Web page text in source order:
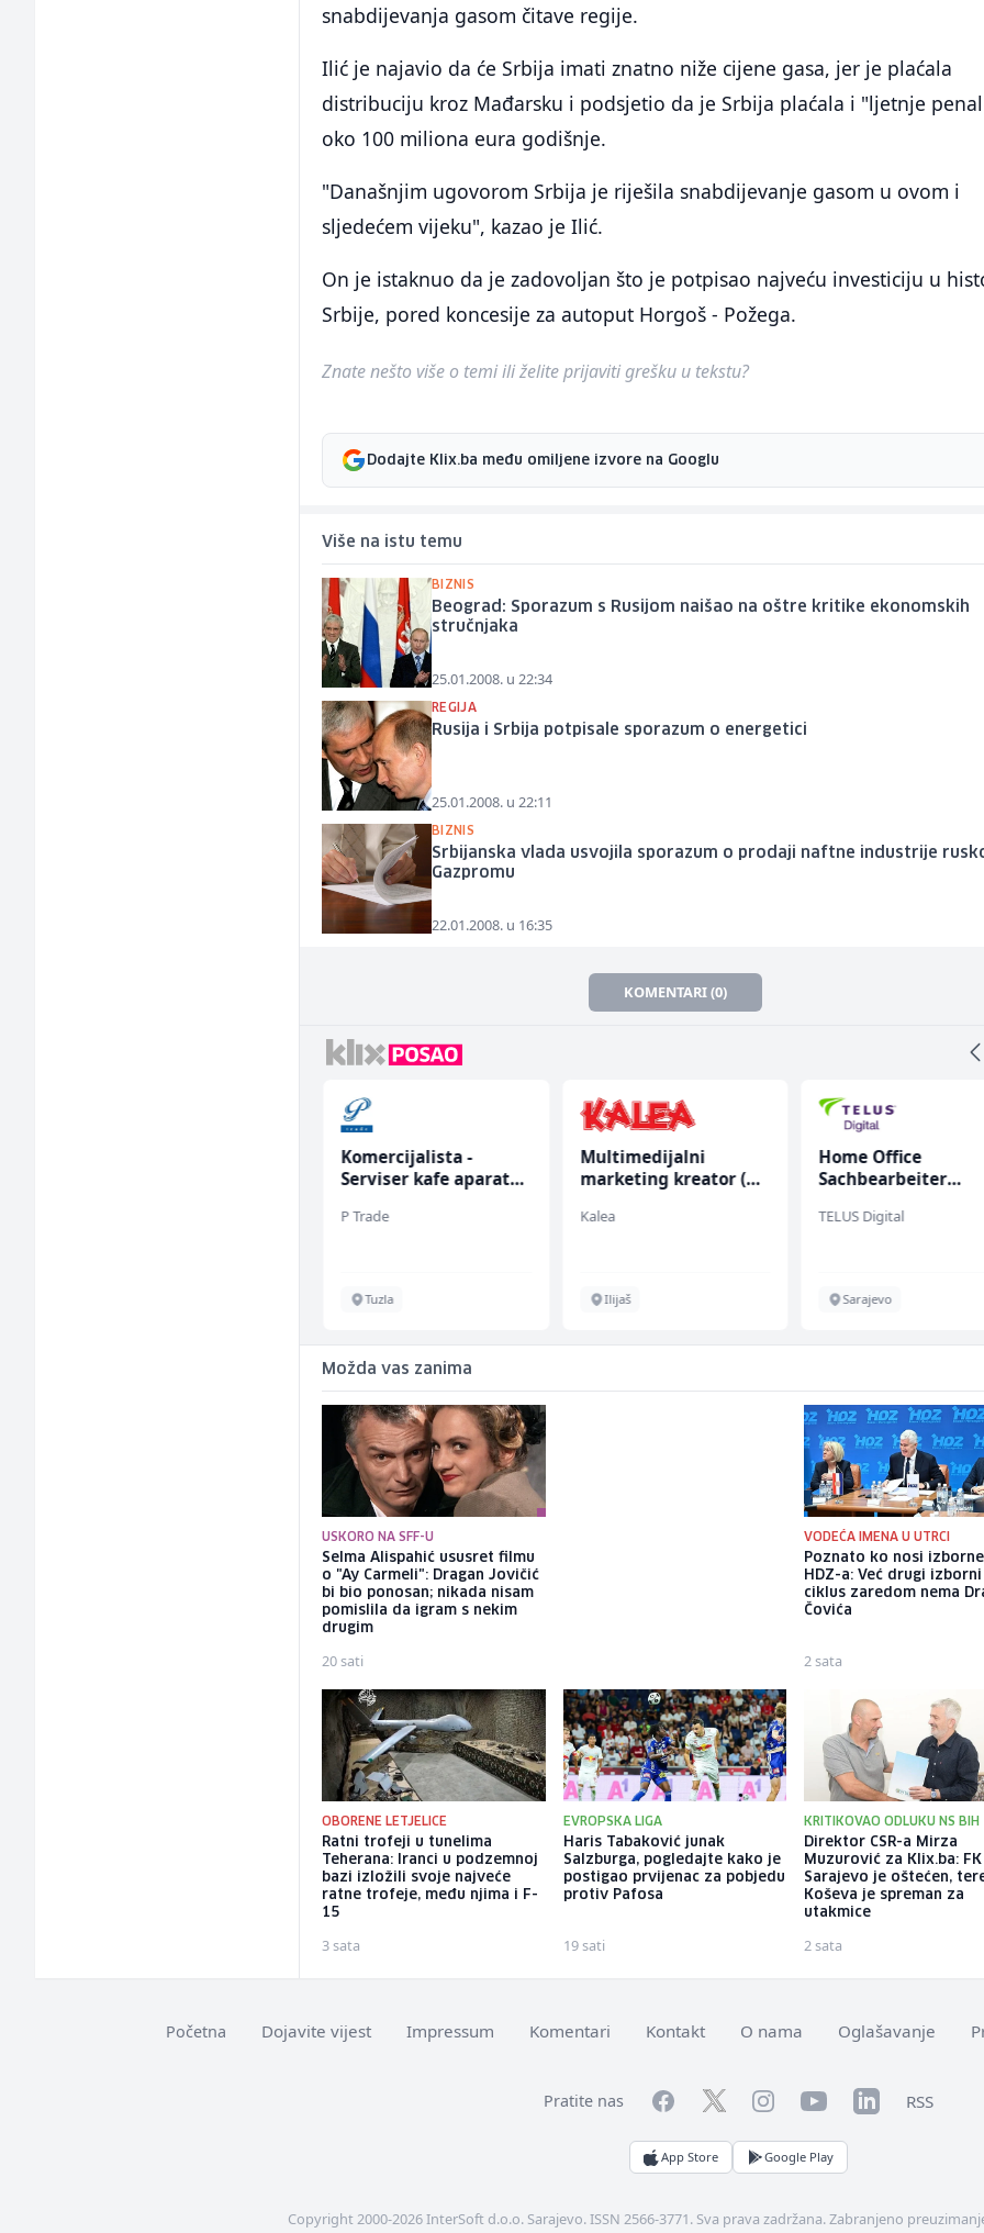
snabdijevanja gasom čitave regije.
Ilić je najavio da će Srbija imati znatno niže cijene gasa, jer je plaćala
distribuciju kroz Mađarsku i podsjetio da je Srbija plaćala i "ljetnje
oko 100 miliona eura godišnje.
"Današnjim ugovorom Srbija je riješila snabdijevanje gasom u ovom i
sljedećem vijeku", kazao je Ilić.
On je istaknuo da je zadovoljan što je potpisao najveću investiciju u
Srbije, pored koncesije za autoput Horgoš - Požega.
Znate nešto više o temi ili želite prijaviti grešku u tekstu?
Dodajte Klix.ba među omiljene izvore na Googlu
Više na istu temu
BIZNIS
Beograd: Sporazum s Rusijom naišao na oštre kritike ekonomskih
stručnjaka
25.01.2008. u 22:34
REGIJA
Rusija i Srbija potpisale sporazum o energetici
25.01.2008. u 22:11
BIZNIS
Srbijanska vlada usvojila sporazum o prodaji naftne industrije
Gazpromu
22.01.2008. u 16:35
KOMENTARI (0)
Komercijalista -
Serviser kafe aparata
P Trade
Tuzla
Multimedijalni
marketing kreator (m/
Kalea
Ilijaš
Home Office
Sachbearbeiter
bekannten
TELUS Digital
Sarajevo
Možda vas zanima
USKORO NA SFF-U
Selma Alispahić ususret filmu
o "Ay Carmeli": Dragan Jovičić
bi bio ponosan; nikada nisam
pomislila da igram s nekim
drugim
20 sati
VODEĆA IMENA U UTRCI
Poznato ko nosi
HDZ-a: Već drugi izborni
ciklus zaredom nema
Čovića
2 sata
OBORENE LETJELICE
Ratni trofeji u tunelima
Teherana: Iranci u podzemnoj
bazi izložili svoje najveće
ratne trofeje, među njima i F-
15
3 sata
EVROPSKA LIGA
Haris Tabaković junak
Salzburga, pogledajte kako je
postigao prvijenac za pobjedu
protiv Pafosa
19 sati
KRITIKOVAO ODLUKU NS BIH
Direktor CSR-a Mirza
Muzurović za Klix.ba: FK
Sarajevo je oštećen,
Koševa je spreman za
utakmice
2 sata
Početna Dojavite vijest Impressum Komentari Kontakt O nama Oglašavanje
Pratite nas FacebookTwitterInstagramYouTubeLinkedInRSS
App Store Google Play
Copyright 2000-2026 InterSoft d.o.o. Sarajevo. ISSN 2566-3771. Sva prava zadržana. Zabranjeno